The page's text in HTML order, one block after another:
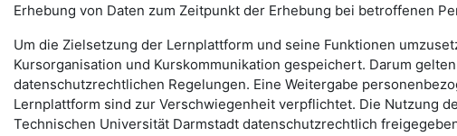
Erhebung von Daten zum Zeitpunkt der Erhebung bei betroffenen
Um die Zielsetzung der Lernplattform und seine Funktionen
Kursorganisation und Kurskommunikation gespeichert. Darum
datenschutzrechtlichen Regelungen. Eine Weitergabe
Lernplattform sind zur Verschwiegenheit verpflichtet. Die Nutzung
Technischen Universität Darmstadt datenschutzrechtlich